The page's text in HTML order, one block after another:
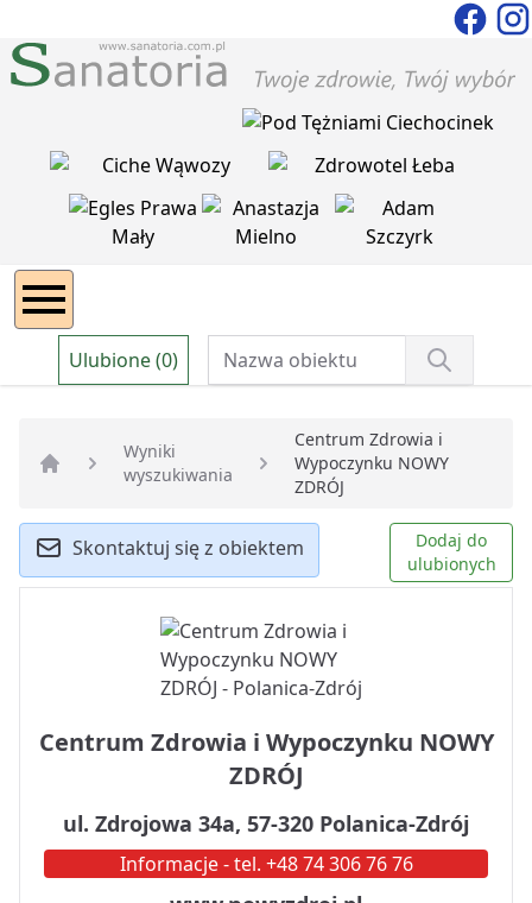
Ulubione (0)
Strona główna
Wyniki
wyszukiwania
Centrum Zdrowia i
Wypoczynku NOWY
ZDRÓJ
Skontaktuj się z obiektem
Dodaj do
ulubionych
Centrum Zdrowia i Wypoczynku NOWY
ZDRÓJ
ul. Zdrojowa 34a, 57-320 Polanica-Zdrój
Informacje - tel. +48 74 306 76 76